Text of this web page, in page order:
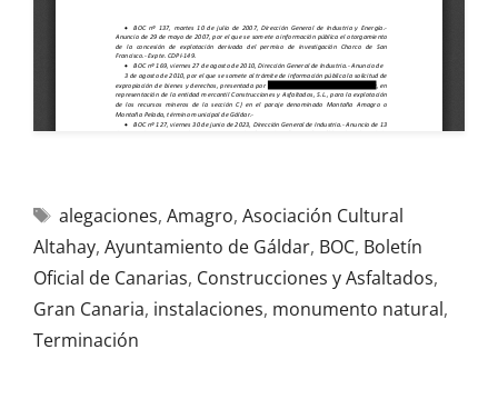
alegaciones, Amagro, Asociación Cultural
Altahay, Ayuntamiento de Gáldar, BOC, Boletín
Oficial de Canarias, Construcciones y Asfaltados,
Gran Canaria, instalaciones, monumento natural,
Terminación